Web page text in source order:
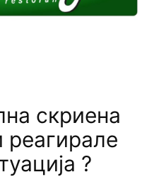
скриена
реагирале
?